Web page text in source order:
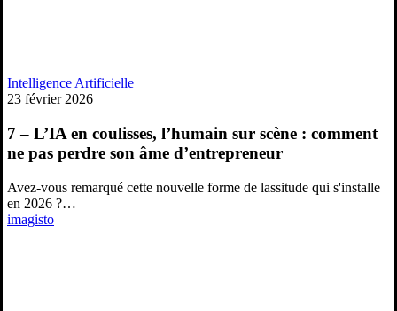
Intelligence Artificielle7
en
coulisses,
l’humain
scène
23 février 2026
7 – L’IA en coulisses, l’humain sur scène : comment
ne pas perdre son âme d’entrepreneur
Avez-vous remarqué cette nouvelle forme de lassitude qui s'installe
en 2026 ?…
imagisto